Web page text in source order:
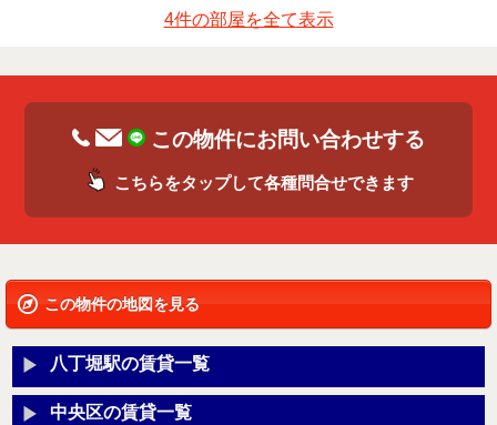
4件の部屋を全て表示
この物件にお問い合わせする
こちらをタップして各種問合せできます
この物件の地図を見る
八丁堀駅の賃貸一覧
中央区の賃貸一覧